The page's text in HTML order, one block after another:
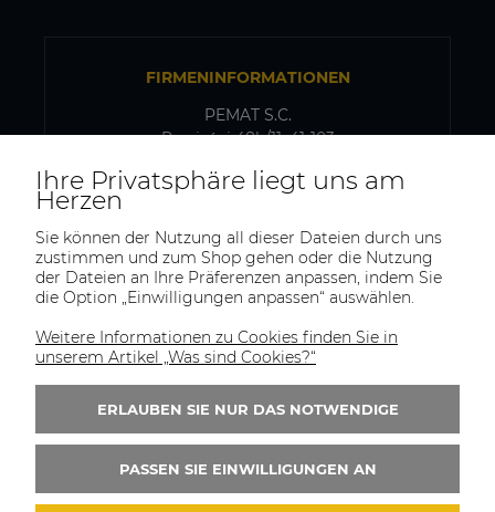
FIRMENINFORMATIONEN
PEMAT S.C.
Przyjaźni 48b/11, 41-103
USt-IdNr.: PL6431768329
VERSAND- UND LAGERADRESSE
PEMAT S.C.
41-902, Bytom
Polen
Tel.:
+(48)515-965-404
E-Mail: trade@pematsc.pl
Ihre Privatsphäre liegt uns am
Herzen
Sie können der Nutzung all dieser Dateien durch uns
zustimmen und zum Shop gehen oder die Nutzung
der Dateien an Ihre Präferenzen anpassen, indem Sie
die Option „Einwilligungen anpassen“ auswählen.
Weitere Informationen zu Cookies finden Sie in
unserem Artikel „Was sind Cookies?“
ERLAUBEN SIE NUR DAS NOTWENDIGE
PASSEN SIE EINWILLIGUNGEN AN